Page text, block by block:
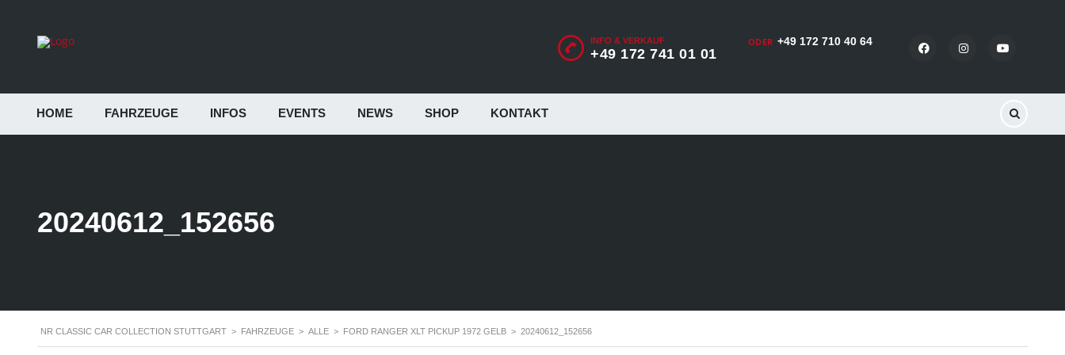
ODER +49 172 710 40 64
INFO & VERKAUF
+49 172 741 01 01
HOME FAHRZEUGE INFOS EVENTS NEWS SHOP KONTAKT
20240612_152656
NR CLASSIC CAR COLLECTION STUTTGART > FAHRZEUGE > ALLE > FORD RANGER XLT PICKUP 1972 GELB > 20240612_152656